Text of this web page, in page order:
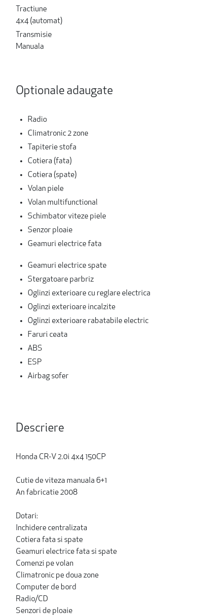
Tractiune
4x4 (automat)
Transmisie
Manuala
Optionale adaugate
Radio
Climatronic 2 zone
Tapiterie stofa
Cotiera (fata)
Cotiera (spate)
Volan piele
Volan multifunctional
Schimbator viteze piele
Senzor ploaie
Geamuri electrice fata
Geamuri electrice spate
Stergatoare parbriz
Oglinzi exterioare cu reglare electrica
Oglinzi exterioare incalzite
Oglinzi exterioare rabatabile electric
Faruri ceata
ABS
ESP
Airbag sofer
Descriere
Honda CR-V 2.0i 4x4 150CP
Cutie de viteza manuala 6+1
An fabricatie 2008
Dotari:
Inchidere centralizata
Cotiera fata si spate
Geamuri electrice fata si spate
Comenzi pe volan
Climatronic pe doua zone
Computer de bord
Radio/CD
Senzori de ploaie